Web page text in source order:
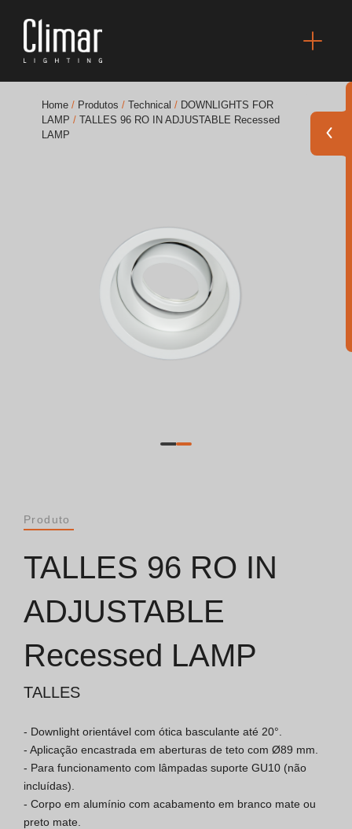
BOYA OUT Shapes
Soluções Acústicas
Melhores Projetos
Geral [PT/ES]
Documentos
Considerações Gerais
Certificação SGQ ISO 9001
Condições de Venda
Condições de Garantia
Home / Produtos / Technical / DOWNLIGHTS FOR
LAMP / TALLES 96 RO IN ADJUSTABLE Recessed
LAMP
Produto
TALLES 96 RO IN
ADJUSTABLE
Recessed LAMP
TALLES
- Downlight orientável com ótica basculante até 20°.
- Aplicação encastrada em aberturas de teto com Ø89 mm.
- Para funcionamento com lâmpadas suporte GU10 (não
incluídas).
- Corpo em alumínio com acabamento em branco mate ou
preto mate.